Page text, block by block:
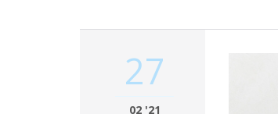
27
02 '21